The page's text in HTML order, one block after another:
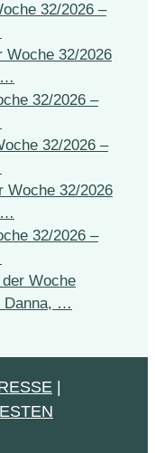
32/2026 –
Woche 32/2026
…
32/2026 –
32/2026 –
Woche 32/2026
…
32/2026 –
der Woche
Danna, …